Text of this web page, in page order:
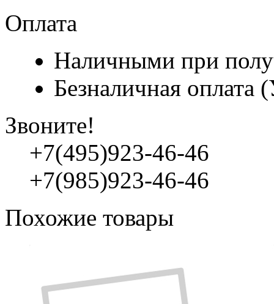
Оплата
Наличными при
Безналичная
Звоните!
+7(495)923-46-46
+7(985)923-46-46
Похожие товары